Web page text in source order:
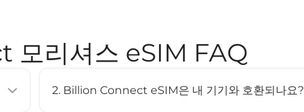
리셔스 eSIM FAQ
2. Billion Connect eSIM은 내 기기와 호환되나요?